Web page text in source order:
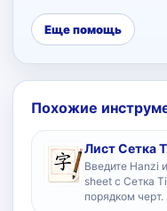
Еще помощь
Похожие
Лист Сетка
Введите Hanzi
sheet с Сетка
порядком черт.